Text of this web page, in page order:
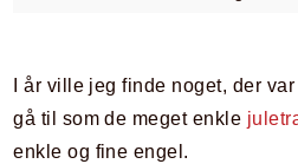
I år ville jeg finde noget, der
gå til som de meget enkle
enkle og fine engel.